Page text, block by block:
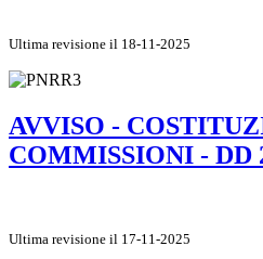
Ultima revisione il 18-11-2025
AVVISO -
COMMISSIONI - DD
Ultima revisione il 17-11-2025